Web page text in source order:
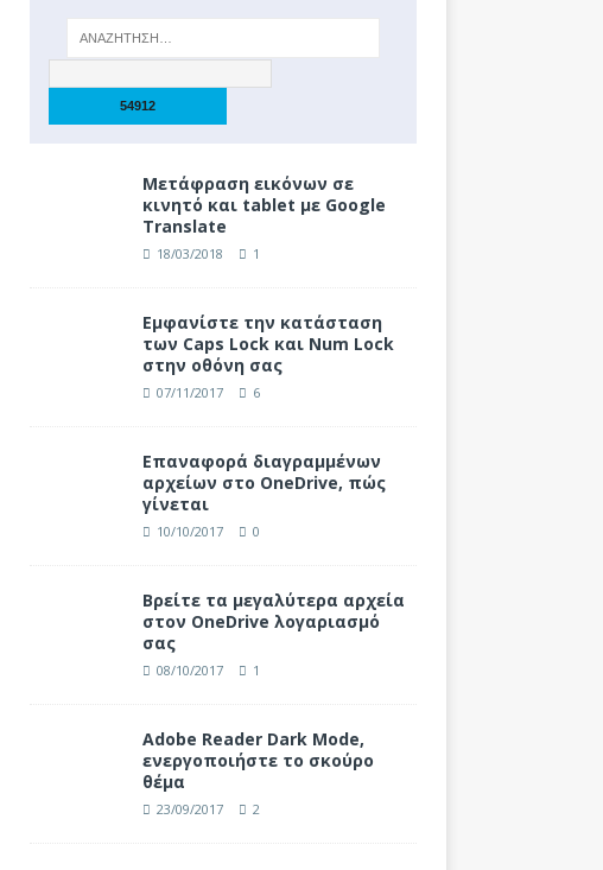
Μετάφραση εικόνων σε
κινητό και tablet με Google
Translate
18/03/2018 1
Eμφανίστε την κατάσταση
των Caps Lock και Num Lock
στην οθόνη σας
07/11/2017 6
Επαναφορά διαγραμμένων
αρχείων στο OneDrive, πώς
γίνεται
10/10/2017 0
Βρείτε τα μεγαλύτερα αρχεία
στον OneDrive λογαριασμό
σας
08/10/2017 1
Adobe Reader Dark Mode,
ενεργοποιήστε το σκούρο
θέμα
23/09/2017 2